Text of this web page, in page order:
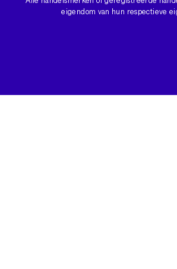
eigendom van hun respectieve